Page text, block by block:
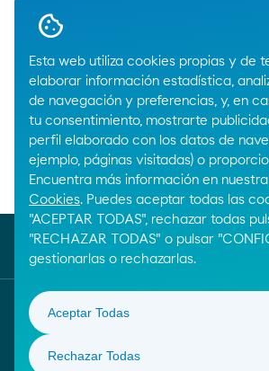
Esta web utiliza cookies propias y de
elaborar información estadística,
de navegación y preferencias, y, en
tu consentimiento, mostrarte
perfil elaborado con los datos de
ejemplo, páginas visitadas) o
Encuentra más información en nuestra
Cookies. Puedes aceptar todas las
"ACEPTAR TODAS", rechazar todas
"RECHAZAR TODAS" o pulsar
gestionarlas o rechazarlas.
Rechazar Todas
Aceptar Todas
procesos con secado prolongado.
Breadcrumbs
Inicio Productos químicos
Síguenos